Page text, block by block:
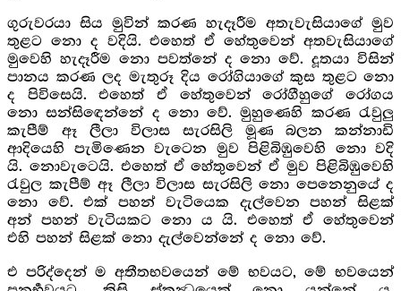
ගුරුවරයා සිය මුවින් කරණ හැදෑරීම අතැවැසියාගේ මුව
තුළට නො ද වදියි. එහෙත් ඒ හේතුවෙන් අතවැසියාගේ
මුවෙහි හැදෑරීම නො පවත්නේ ද නො වේ. දූතයා විසින්
පානය කරණ ලද මැතුරූ දිය රෝගියාගේ කුස තුළට නො
ද පිවිසෙයි. එහෙත් ඒ හේතුවෙන් රෝගීහුගේ රෝගය
නො සන්සිඳෙන්නේ ද නො වේ. මුහුණෙහි කරණ රැවුලු
කැපීම් ඈ ලීලා විලාස සැරසිලි මූණ බලන කන්නාඩි
ආදියෙහි පැමිණෙන වැටෙන මුව පිළිබිඹුවෙහි නො වදි
යි. නොවැටෙයි. එහෙත් ඒ හේතුවෙන් ඒ මුව පිළිබිඹුවෙහි
රැවුල කැපීම් ඈ ලීලා විලාස සැරසිලි නො පෙනෙනුයේ ද
නො වේ. එක් පහන් වැටියෙක දැල්වෙන පහන් සිළක්
අන් පහන් වැටියකට නො ය යි. එහෙත් ඒ හේතුවෙන්
එහි පහන් සිළක් නො දැල්වෙන්නේ ද නො වේ.
එ පරිද්දෙන් ම අතීතභවයෙන් මේ භවයට, මේ භවයෙන්